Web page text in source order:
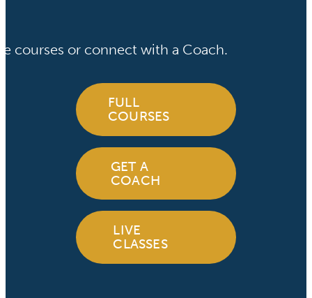
courses or connect with a Coach.
FULL
COURSES
GET A
COACH
LIVE
CLASSES